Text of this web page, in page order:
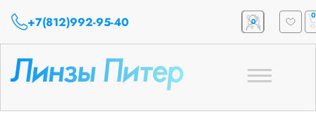
+7(812)992-95-40 0
0
Toggle